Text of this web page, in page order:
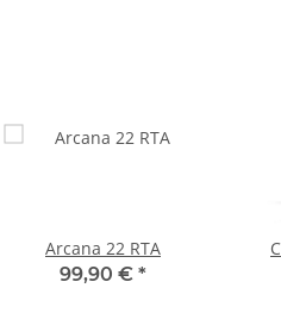
Arcana 22 RTA
99,90 € *